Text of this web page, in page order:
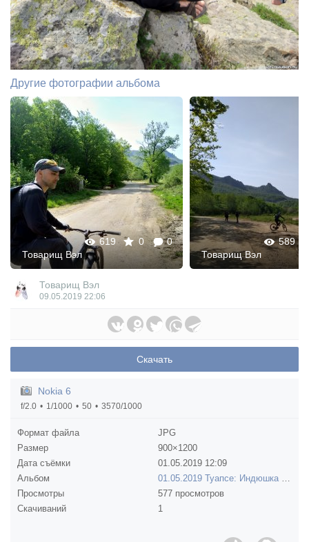
Другие фотографии альбома
619 0
0
Товарищ Вэл
589
Товарищ Вэл
Товарищ Вэл
09.05.2019 22:06
Скачать
Nokia 6
f/2.0 1/1000 50 3570/1000
Формат файла
JPG
Размер
900×1200
Дата съёмки
01.05.2019 12:09
Альбом
01.05.2019 Туапсе: Индюшка и Скала Киселева
Просмотры
577 просмотров
Скачиваний
1